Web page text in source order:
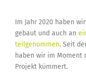
Im Jahr 2020 haben
gebaut und auch an
teilgenommen. Seit
haben wir im Moment
Projekt kümmert.